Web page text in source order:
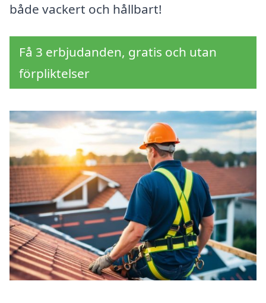
både vackert och hållbart!
Få 3 erbjudanden, gratis och utan
förpliktelser